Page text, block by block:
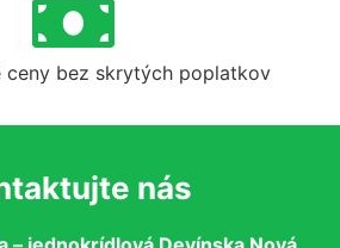
ceny bez skrytých poplatkov
nás